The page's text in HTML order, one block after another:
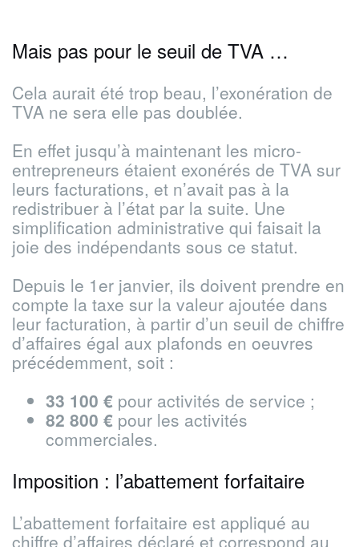
Mais pas pour le seuil de TVA …
Cela aurait été trop beau, l’exonération de
TVA ne sera elle pas doublée.
En effet jusqu’à maintenant les micro-
entrepreneurs étaient exonérés de TVA sur
leurs facturations, et n’avait pas à la
redistribuer à l’état par la suite. Une
simplification administrative qui faisait la
joie des indépendants sous ce statut.
Depuis le 1er janvier, ils doivent prendre en
compte la taxe sur la valeur ajoutée dans
leur facturation, à partir d’un seuil de chiffre
d’affaires égal aux plafonds en oeuvres
précédemment, soit :
33 100 € pour activités de service ;
82 800 € pour les activités
commerciales.
Imposition : l’abattement forfaitaire
L’abattement forfaitaire est appliqué au
chiffre d’affaires déclaré et correspond au